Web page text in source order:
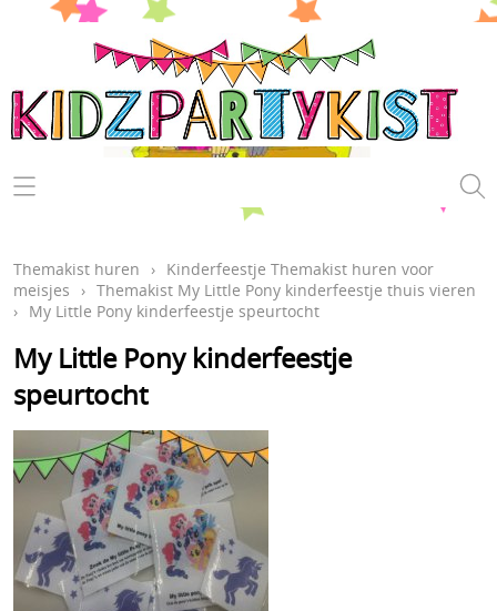
Kinderfeestje
Speurtochten draaiboeken
Hoe werkt het?
Voorwaarden
Even voorstellen
Contact
Gastenboek
Themakist huren › Kinderfeestje Themakist huren voor
meisjes
› Themakist My Little Pony kinderfeestje thuis vieren
› My Little Pony kinderfeestje speurtocht
My Little Pony kinderfeestje
speurtocht